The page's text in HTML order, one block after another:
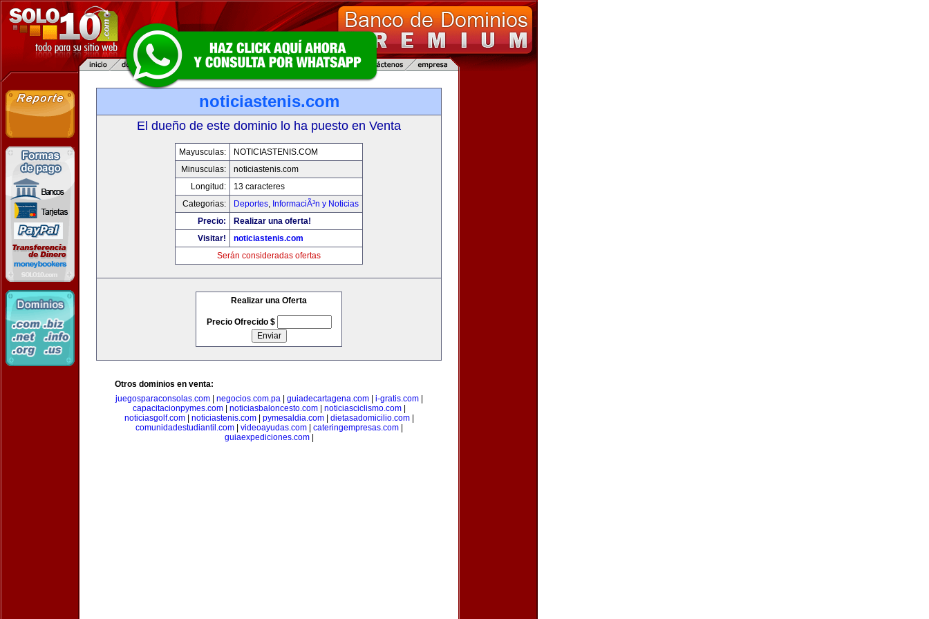
noticiastenis.com
El dueño de este dominio lo ha puesto en Venta
Mayusculas:
NOTICIASTENIS.COM
Minusculas:
noticiastenis.com
Longitud:
13 caracteres
Categorias:
Deportes, InformaciÃ³n y Noticias
Precio:
Realizar una oferta!
Visitar!
noticiastenis.com
Serán consideradas ofertas
Realizar una Oferta
Precio Ofrecido $
Otros dominios en venta:
juegosparaconsolas.com| negocios.com.pa| guiadecartagena.com| i-gratis.com|
capacitacionpymes.com| noticiasbaloncesto.com| noticiasciclismo.com|
noticiasgolf.com| noticiastenis.com| pymesaldia.com| dietasadomicilio.com|
comunidadestudiantil.com| videoayudas.com| cateringempresas.com|
guiaexpediciones.com|